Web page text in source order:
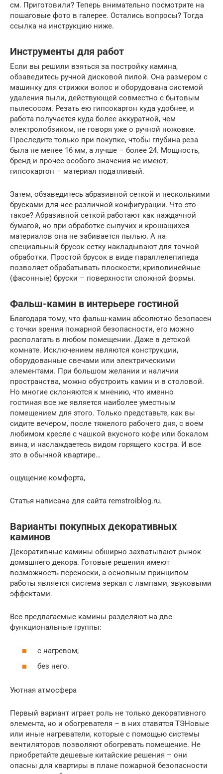
см. Приготовили? Теперь внимательно посмотрите на
пошаговые фото в галерее. Остались вопросы? Тогда
ссылка на инструкцию ниже.
Инструменты для работ
Если вы решили взяться за постройку камина,
обзаведитесь ручной дисковой пилой. Она размером с
машинку для стрижки волос и оборудована системой
удаления пыли, действующей совместно с бытовым
пылесосом. Резать ею гипсокартон куда удобнее, и
работа получается куда более аккуратной, чем
электролобзиком, не говоря уже о ручной ножовке.
Проследите только при покупке, чтобы глубина реза
была не менее 16 мм, а лучше – более 24. Мощность,
бренд и прочее особого значения не имеют;
гипсокартон – материал податливый.
Затем, обзаведитесь абразивной сеткой и несколькими
брусками для нее различной конфигурации. Что это
такое? Абразивной сеткой работают как наждачной
бумагой, но при обработке сыпучих и крошащихся
материалов она не забивается пылью. А на
специальный брусок сетку накладывают для точной
обработки. Простой брусок в виде параллелепипеда
позволяет обрабатывать плоскости; криволинейные
(фасонные) бруски – поверхности сложной формы.
Фальш-камин в интерьере гостиной
Благодаря тому, что фальш-камин абсолютно безопасен
с точки зрения пожарной безопасности, его можно
располагать в любом помещении. Даже в детской
комнате. Исключением являются конструкции,
оборудованные свечами или электрическими
элементами. При большом желании и наличии
пространства, можно обустроить камин и в столовой.
Но многие склоняются к мнению, что именно
гостиная все же является наиболее уместным
помещением для этого. Только представьте, как вы
сидите вечером, после тяжелого рабочего дня, с воем
любимом кресле с чашкой вкусного кофе или бокалом
вина, и наслаждаетесь видом горящего костра. И все
это в обычной квартире…
ощущение комфорта,
Статья написана для сайта remstroiblog.ru.
Варианты покупных декоративных
каминов
Декоративные камины обширно захватывают рынок
домашнего декора. Готовые решения имеют
возможность переноски, а основным принципом
работы является система зеркал с лампами, звуковыми
эффектами.
Все предлагаемые камины разделяют на две
функциональные группы:
с нагревом;
без него.
Уютная атмосфера
Первый вариант играет роль не только декоративного
элемента, но и обогревателя – в них ставятся ТЭНовые
или иные нагреватели, которые с помощью системы
вентиляторов позволяют обогревать помещение. Не
приобретайте дешевые китайские решения – они
опасны для квартиры в плане пожарной безопасности